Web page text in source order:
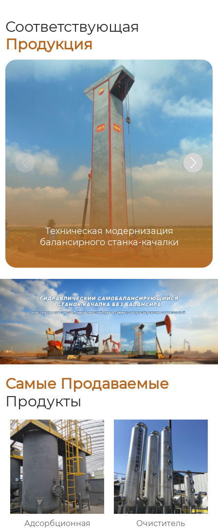
Соответствующая
Продукция
Техническая модернизация
балансирного станка-качалки
Самые Продаваемые
Продукты
Адсорбционная Очиститель